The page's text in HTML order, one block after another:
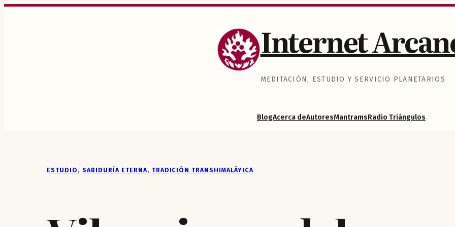
Saltar
Internet
MEDITACIÓN, ESTUDIO Y SERVICIO PLANETARIOS
BlogAcerca deAutoresMantramsRadio Triángulos
ESTUDIO , SABIDURÍA ETERNA, TRADICIÓN TRANSHIMALÁYICA